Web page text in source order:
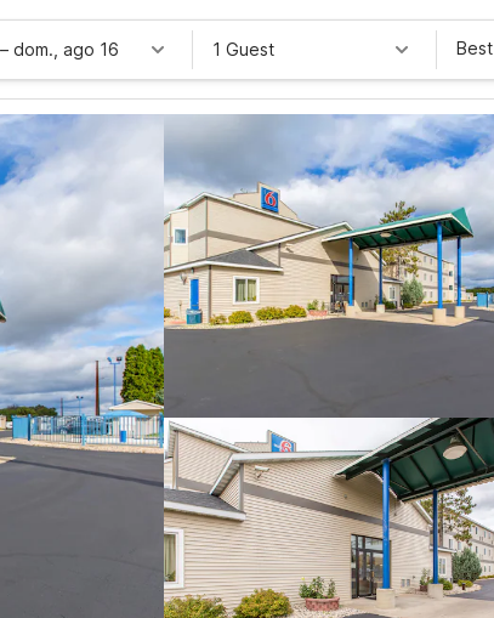
– dom., ago 16 1 Guest